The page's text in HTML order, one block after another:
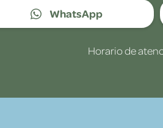
WhatsApp
Horario de